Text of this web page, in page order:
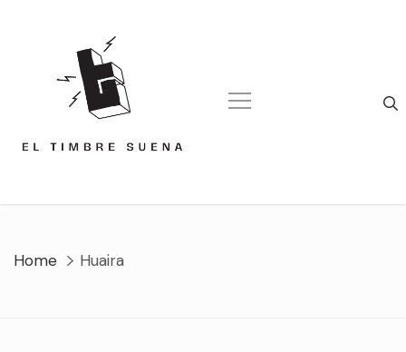
Home Huaira